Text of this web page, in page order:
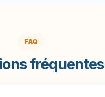
FAQ
fréquentes